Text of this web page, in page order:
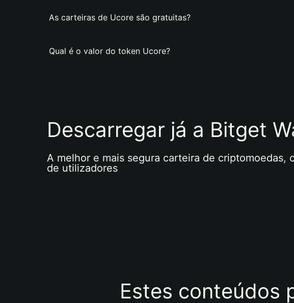
As carteiras de Ucore são gratuitas?
Qual é o valor do token Ucore?
Descarregar já a Bitget
A melhor e mais segura carteira de criptomoedas,
de utilizadores
Estes conteúdos